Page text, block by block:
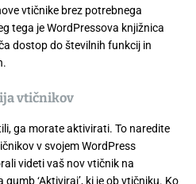
vtičnike brez potrebnega
tega je WordPressova knjižnica
dostop do številnih funkcij in
vtičnikov
ga morate aktivirati. To naredite
v svojem WordPress
videti vaš nov vtičnik na
‘Aktiviraj’, ki je ob vtičniku. Ko